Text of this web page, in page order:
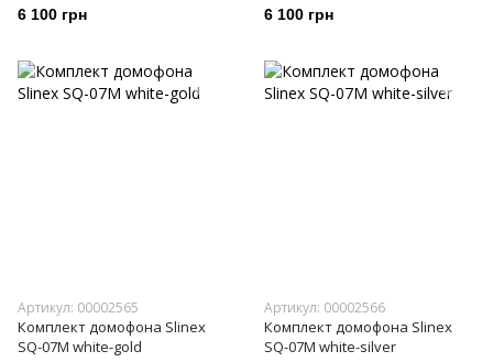
6 100 грн 6 100 грн
Артикул: 00002565
Комплект домофона Slinex
SQ-07M white-gold
Артикул: 00002566
Комплект домофона Slinex
SQ-07M white-silver